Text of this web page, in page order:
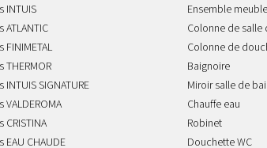
INTUIS
SIGNATURE
CHAUDE
Ensemble
Colonne de salle
Colonne de
Baignoire
Miroir salle de
Chauffe eau
Robinet
Douchette WC